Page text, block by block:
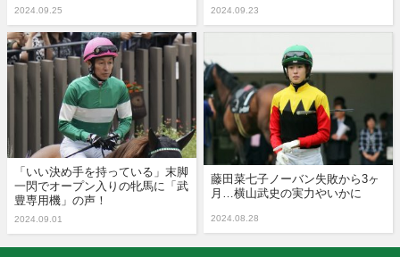
2024.09.25 2024.09.23
「いい決め手を持っている」末脚
一閃でオープン入りの牝馬に「武
豊専用機」の声！
2024.09.01
藤田菜七子ノーバン失敗から3ヶ
月…横山武史の実力やいかに
2024.08.28